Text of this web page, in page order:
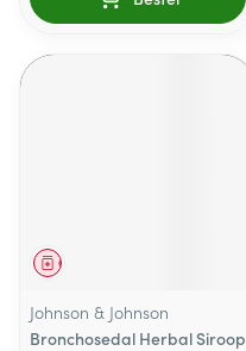
Geneesmiddel
Johnson & Johnson
Bronchosedal Herbal Siroop